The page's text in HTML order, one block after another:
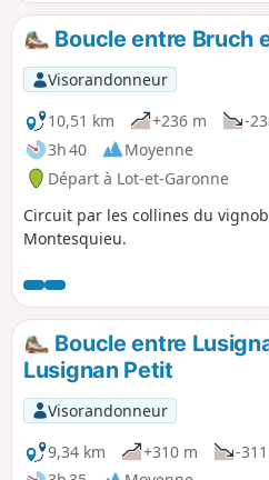
Boucle entre Bruch
Visorandonneur
10,51 km
+236 m
-
3h 40
Moyenne
Départ à Lot-et-Garonne
Circuit par les collines du
Montesquieu.
Boucle entre
Lusignan Petit
Visorandonneur
9,34 km
+310 m
-